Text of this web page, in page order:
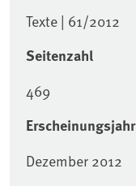
Texte | 61/2012
Seitenzahl
469
Erscheinungsjahr
Dezember 2012